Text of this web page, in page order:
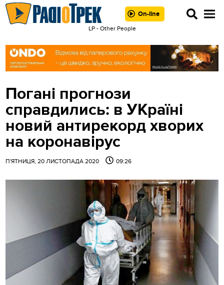
On-line
LP - Other People
Погані прогнози
справдились: в УКраїні
новий антирекорд хворих
на коронавірус
П'ЯТНИЦЯ, 20 ЛИСТОПАДА 2020 09:26